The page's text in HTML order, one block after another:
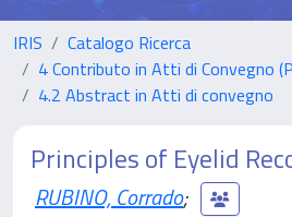
IRIS
Catalogo Ricerca
4 Contributo in Atti di Convegno
4.2 Abstract in Atti di convegno
Principles of Eyelid
RUBINO, Corrado;